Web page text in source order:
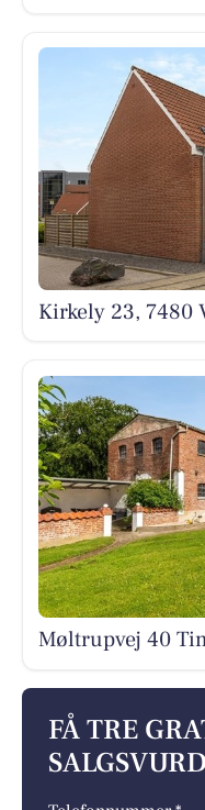
Kirkely 23, 7480
Møltrupvej 40
FÅ TRE